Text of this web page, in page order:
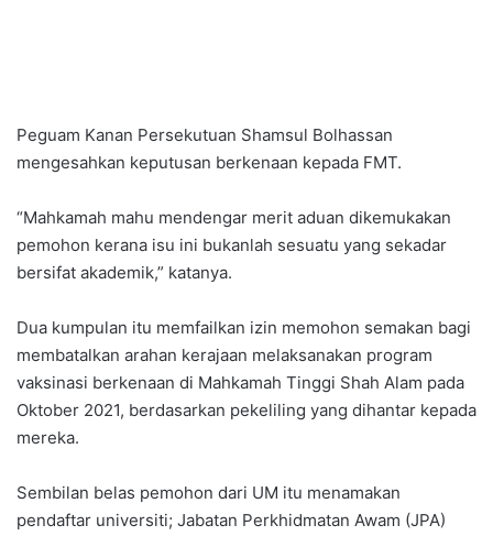
Peguam Kanan Persekutuan Shamsul Bolhassan
mengesahkan keputusan berkenaan kepada FMT.
“Mahkamah mahu mendengar merit aduan dikemukakan
pemohon kerana isu ini bukanlah sesuatu yang sekadar
bersifat akademik,” katanya.
Dua kumpulan itu memfailkan izin memohon semakan bagi
membatalkan arahan kerajaan melaksanakan program
vaksinasi berkenaan di Mahkamah Tinggi Shah Alam pada
Oktober 2021, berdasarkan pekeliling yang dihantar kepada
mereka.
Sembilan belas pemohon dari UM itu menamakan
pendaftar universiti; Jabatan Perkhidmatan Awam (JPA)